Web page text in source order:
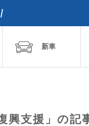
新車
興支援」の記